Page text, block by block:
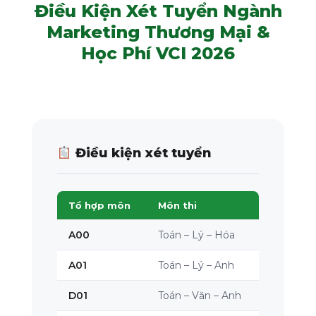
Điều Kiện Xét Tuyển Ngành
Marketing Thương Mại &
Học Phí VCI 2026
Điều kiện xét tuyển
Tổ hợp môn Môn thi
A00 Toán – Lý – Hóa
A01 Toán – Lý – Anh
D01 Toán – Văn – Anh